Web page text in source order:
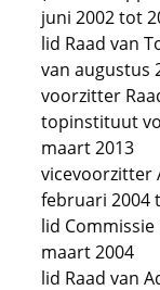
juni 2002 tot
lid Raad van
van augustus
voorzitter
topinstituut
maart 2013
vicevoorzitter
februari 2004
lid
maart 2004
lid Raad van